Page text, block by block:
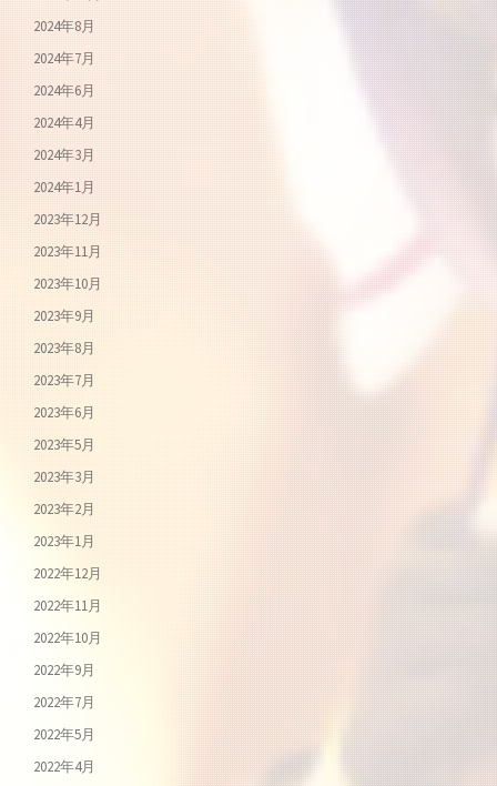
2024年8月
2024年7月
2024年6月
2024年4月
2024年3月
2024年1月
2023年12月
2023年11月
2023年10月
2023年9月
2023年8月
2023年7月
2023年6月
2023年5月
2023年3月
2023年2月
2023年1月
2022年12月
2022年11月
2022年10月
2022年9月
2022年7月
2022年5月
2022年4月